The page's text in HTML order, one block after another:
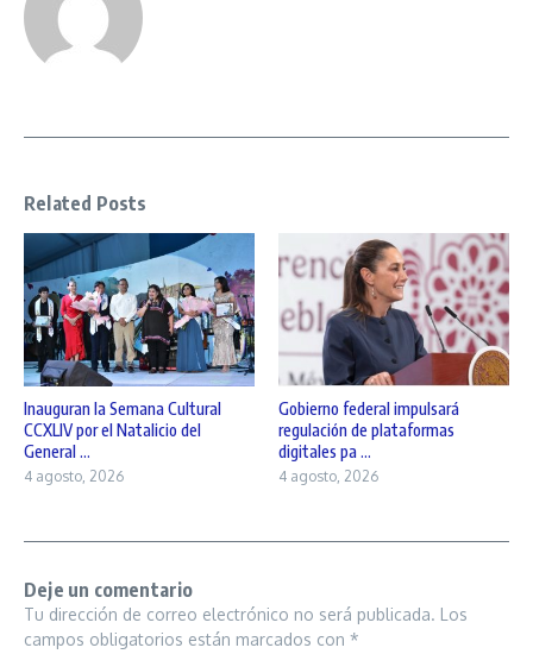
Related Posts
Inauguran la Semana Cultural
CCXLIV por el Natalicio del
General ...
4 agosto, 2026
Gobierno federal impulsará
regulación de plataformas
digitales pa ...
4 agosto, 2026
Deje un comentario
Tu dirección de correo electrónico no será publicada. Los
campos obligatorios están marcados con *